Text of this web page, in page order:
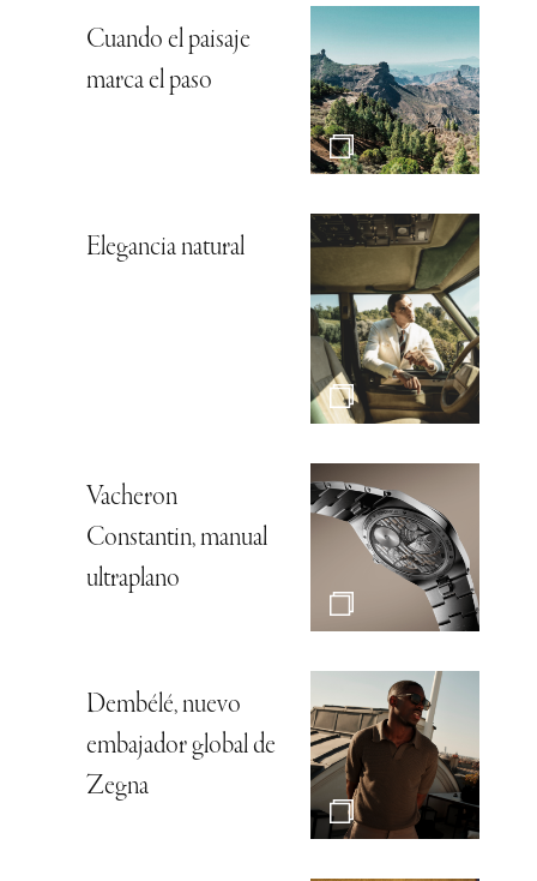
Cuando el paisaje
marca el paso
Elegancia natural
Vacheron
Constantin, manual
ultraplano
Dembélé, nuevo
embajador global de
Zegna